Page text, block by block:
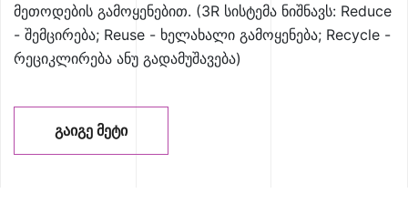
მეთოდების გამოყენებით. (3R სისტემა ნიშნავს: Reduce
- შემცირება; Reuse - ხელახალი გამოყენება; Recycle -
რეციკლირება ანუ გადამუშავება)
ᲒᲐᲘᲒᲔ ᲛᲔᲢᲘ